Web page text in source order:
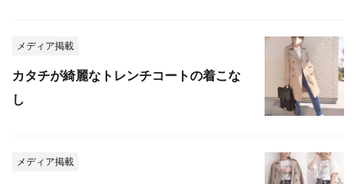
メディア掲載
カタチが綺麗なトレンチコートの着こな
し
メディア掲載